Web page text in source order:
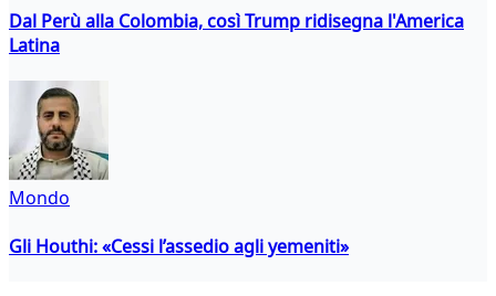
Dal Perù alla Colombia, così Trump ridisegna l'America
Latina
Mondo
Gli Houthi: «Cessi l’assedio agli yemeniti»